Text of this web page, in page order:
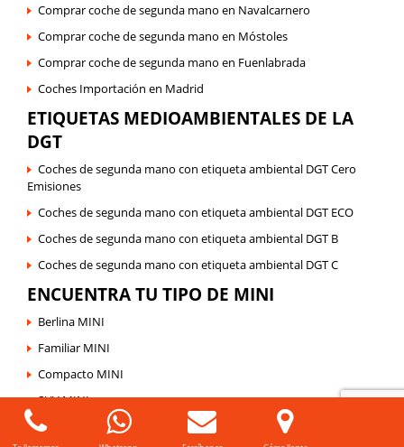
Comprar coche de segunda mano en Navalcarnero
Comprar coche de segunda mano en Móstoles
Comprar coche de segunda mano en Fuenlabrada
Coches Importación en Madrid
ETIQUETAS MEDIOAMBIENTALES DE LA
DGT
Coches de segunda mano con etiqueta ambiental DGT Cero
Emisiones
Coches de segunda mano con etiqueta ambiental DGT ECO
Coches de segunda mano con etiqueta ambiental DGT B
Coches de segunda mano con etiqueta ambiental DGT C
ENCUENTRA TU TIPO DE MINI
Berlina MINI
Familiar MINI
Compacto MINI
SUV MINI
©Auto Sport Moraleja | Todos Los Derechos Reservados | Política de Cookies|
|Sus Datos Seguros